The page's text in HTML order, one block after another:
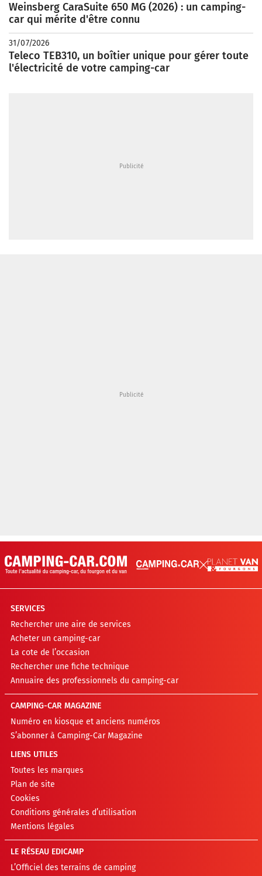
Weinsberg CaraSuite 650 MG (2026) : un camping-
car qui mérite d'être connu
31/07/2026
Teleco TEB310, un boîtier unique pour gérer toute
l'électricité de votre camping-car
SERVICES
Rechercher une aire de services
Acheter un camping-car
La cote de l’occasion
Rechercher une fiche technique
Annuaire des professionnels du camping-car
CAMPING-CAR MAGAZINE
Numéro en kiosque et anciens numéros
S’abonner à Camping-Car Magazine
LIENS UTILES
Toutes les marques
Plan de site
Cookies
Conditions générales d’utilisation
Mentions légales
LE RÉSEAU EDICAMP
L’Officiel des terrains de camping